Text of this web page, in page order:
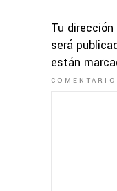
Tu
será
están